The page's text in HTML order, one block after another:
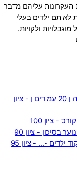
עליהם מדבר
לאותם ילדים בעלי
ולקויות.
סמנריון במסגרת קורס אלימות במשפחה ן 20 עמודים ן - ציון
- ציון 100
בסיכון - ציון 90
-… - ציון 95